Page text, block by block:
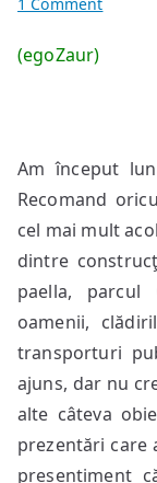
(egoZaur)
Am început
Recomand
cel mai mult
dintre
paella, parcul
oamenii,
transporturi
ajuns, dar nu
alte câteva
prezentări care
presentiment